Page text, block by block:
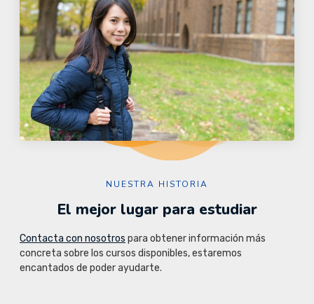
NUESTRA HISTORIA
El mejor lugar para estudiar
Contacta con nosotros para obtener información más
concreta sobre los cursos disponibles, estaremos
encantados de poder ayudarte.